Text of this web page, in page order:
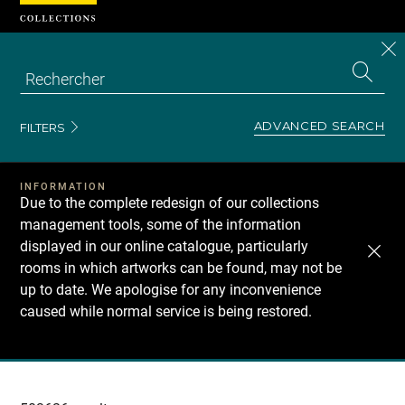
FILTERS ADVANCED SEARCH
INFORMATION
Due to the complete redesign of our collections
management tools, some of the information
displayed in our online catalogue, particularly
rooms in which artworks can be found, may not be
up to date. We apologise for any inconvenience
caused while normal service is being restored.
Recherche
Cookies management panel